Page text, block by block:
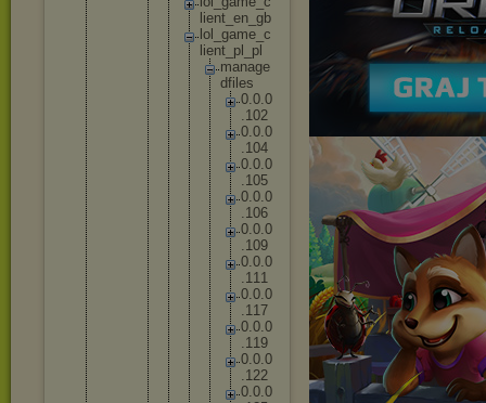
lient_ en _gb
lo
game _c
lient_ pl _p
manage
dfi es
0.0.0
.102
0.0.0
.104
0.0.0
.105
0.0.0
.106
0.0.0
.109
0.0.0
.111
0.0.0
.117
0.0.0
.119
0.0.0
.122
0.0.0